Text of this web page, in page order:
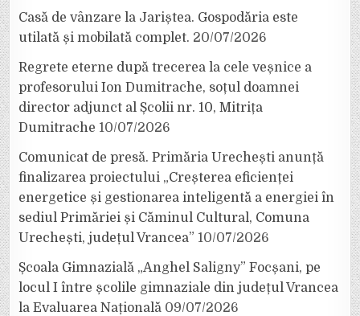
Casă de vânzare la Jariștea. Gospodăria este
utilată și mobilată complet. 20/07/2026
Regrete eterne după trecerea la cele veșnice a
profesorului Ion Dumitrache, soțul doamnei
director adjunct al Școlii nr. 10, Mitrița
Dumitrache 10/07/2026
Comunicat de presă. Primăria Urechești anunță
finalizarea proiectului „Creșterea eficienței
energetice și gestionarea inteligentă a energiei în
sediul Primăriei și Căminul Cultural, Comuna
Urechești, județul Vrancea” 10/07/2026
Școala Gimnazială „Anghel Saligny” Focșani, pe
locul I între școlile gimnaziale din județul Vrancea
la Evaluarea Națională 09/07/2026